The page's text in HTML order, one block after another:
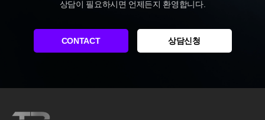
상담이 필요하시면 언제든지 환영합니다.
CONTACT 상담신청